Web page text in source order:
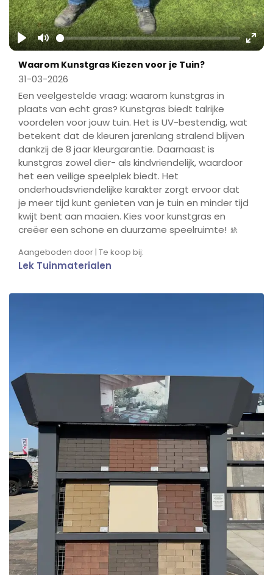
Play Mute
Waarom Kunstgras Kiezen voor je Tuin?
31-03-2026
Een veelgestelde vraag: waarom kunstgras in
plaats van echt gras? Kunstgras biedt talrijke
voordelen voor jouw tuin. Het is UV-bestendig, wat
betekent dat de kleuren jarenlang stralend blijven
dankzij de 8 jaar kleurgarantie. Daarnaast is
kunstgras zowel dier- als kindvriendelijk, waardoor
het een veilige speelplek biedt. Het
onderhoudsvriendelijke karakter zorgt ervoor dat
je meer tijd kunt genieten van je tuin en minder tijd
kwijt bent aan maaien. Kies voor kunstgras en
creëer een schone en duurzame speelruimte! 🚸
Aangeboden door | Te koop bij:
Lek Tuinmaterialen